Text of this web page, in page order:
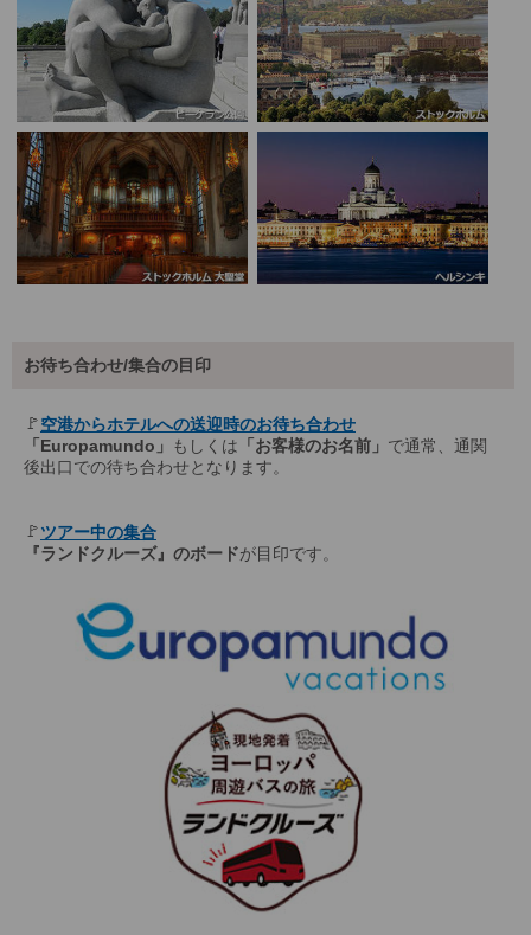
お待ち合わせ/集合の目印
🚩空港からホテルへの送迎時のお待ち合わせ
「Europamundo」 もしくは 「お客様のお名前」 で通常、通関
後出口での待ち合わせとなります。
🚩ツアー中の集合
『ランドクルーズ』のボードが目印です。